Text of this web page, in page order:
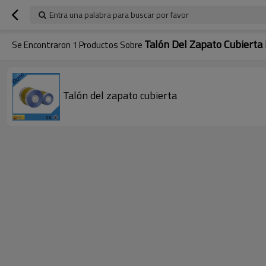
Entra una palabra para buscar por favor
Se Encontraron 1 Productos Sobre Talón Del Zapato Cubierta
Talón del zapato cubierta